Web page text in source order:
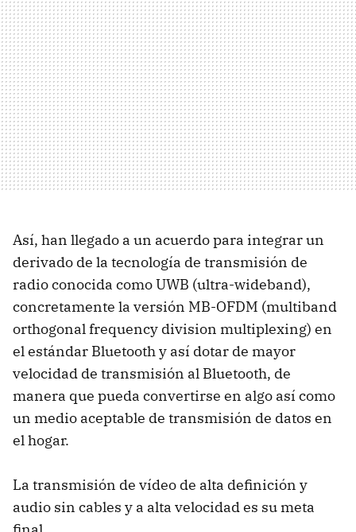
Así, han llegado a un acuerdo para integrar un
derivado de la tecnología de transmisión de
radio conocida como UWB (ultra-wideband),
concretamente la versión MB-OFDM (multiband
orthogonal frequency division multiplexing) en
el estándar Bluetooth y así dotar de mayor
velocidad de transmisión al Bluetooth, de
manera que pueda convertirse en algo así como
un medio aceptable de transmisión de datos en
el hogar.
La transmisión de vídeo de alta definición y
audio sin cables y a alta velocidad es su meta